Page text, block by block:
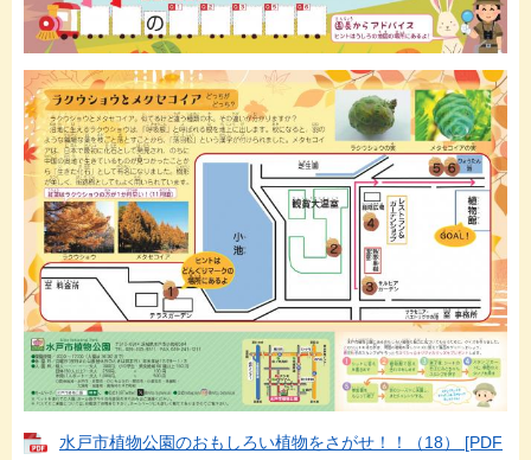
水戸市植物公園のおもしろい植物をさがせ！！（18） [PDF